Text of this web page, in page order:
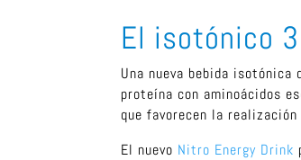
El isotónico
Una nueva bebida isotónica
proteína con aminoácidos
que favorecen la
El nuevo Nitro Energy Drink